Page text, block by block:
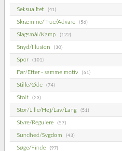
Seksualitet (41)
Skræmme/True/Advare (56)
Slagsmål/Kamp (122)
Snyd/Illusion (30)
Spor (101)
Før/Efter - samme motiv (61)
Stille/Øde (74)
Stolt (23)
Stor/Lille/Høj/Lav/Lang (51)
Styre/Regulere (57)
Sundhed/Sygdom (43)
Søge/Finde (97)